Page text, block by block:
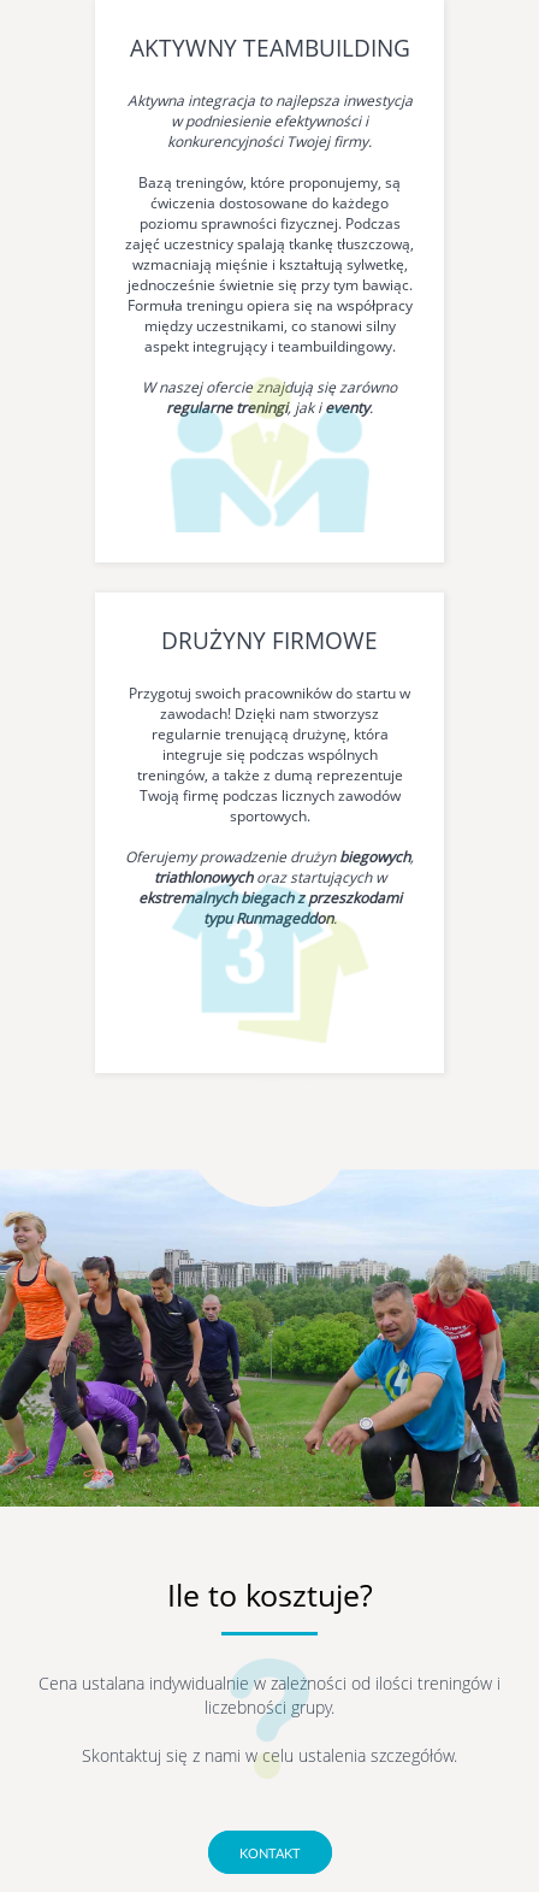
AKTYWNY TEAMBUILDING
Aktywna integracja to najlepsza inwestycja
w podniesienie efektywności i
konkurencyjności Twojej firmy.
Bazą treningów, które proponujemy, są
ćwiczenia dostosowane do każdego
poziomu sprawności fizycznej. Podczas
zajęć uczestnicy spalają tkankę tłuszczową,
wzmacniają mięśnie i kształtują sylwetkę,
jednocześnie świetnie się przy tym bawiąc.
Formuła treningu opiera się na współpracy
między uczestnikami, co stanowi silny
aspekt integrujący i teambuildingowy.
W naszej ofercie znajdują się zarówno
regularne treningi, jak ieventy.
DRUŻYNY FIRMOWE
Przygotuj swoich pracowników do startu w
zawodach! Dzięki nam stworzysz
regularnie trenującą drużynę, która
integruje się podczas wspólnych
treningów, a także z dumą reprezentuje
Twoją firmę podczas licznych zawodów
sportowych.
Oferujemy prowadzenie drużynbiegowych,
triathlonowychoraz startujących w
ekstremalnych biegach z przeszkodami
typu Runmageddon.
Ile to kosztuje?
Cena ustalana indywidualnie w zależności od ilości treningów i
liczebności grupy.
Skontaktuj się z nami w celu ustalenia szczegółów.
KONTAKT